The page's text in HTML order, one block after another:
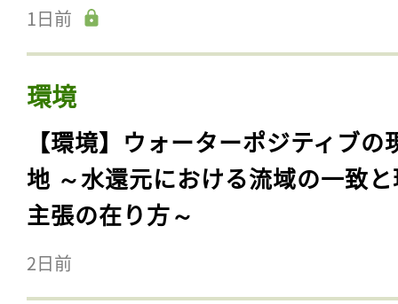
1日前
環境
【環境】ウォーターポジティブの
地 ～水還元における流域の一致
主張の在り方～
2日前